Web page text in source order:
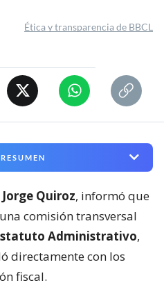
Ética y transparencia de BBCL
Jorge Quiroz, informó que
comisión transversal
Administrativo,
directamente con los
fiscal.